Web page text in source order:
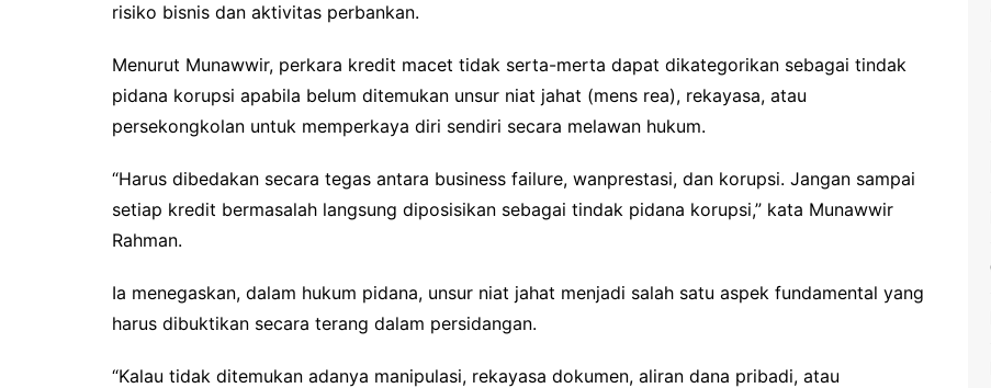
risiko bisnis dan aktivitas perbankan.
Menurut Munawwir, perkara kredit macet tidak serta-merta dapat dikategorikan sebagai tindak
pidana korupsi apabila belum ditemukan unsur niat jahat (mens rea), rekayasa, atau
persekongkolan untuk memperkaya diri sendiri secara melawan hukum.
“Harus dibedakan secara tegas antara business failure, wanprestasi, dan korupsi. Jangan sampai
setiap kredit bermasalah langsung diposisikan sebagai tindak pidana korupsi,” kata Munawwir
Rahman.
Ia menegaskan, dalam hukum pidana, unsur niat jahat menjadi salah satu aspek fundamental yang
harus dibuktikan secara terang dalam persidangan.
“Kalau tidak ditemukan adanya manipulasi, rekayasa dokumen, aliran dana pribadi, atau